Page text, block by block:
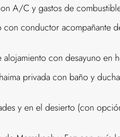
A/C y gastos de
con conductor acompañante
alojamiento con desayuno en
privada con baño y
y en el desierto (con